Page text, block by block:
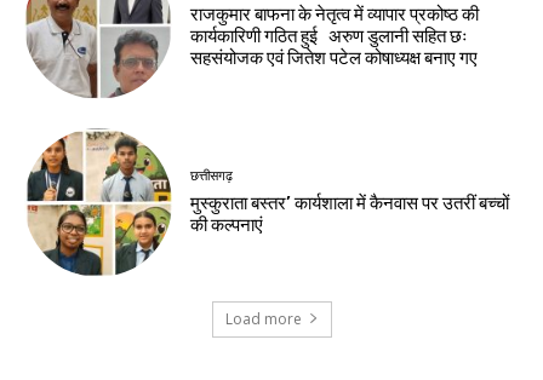
राजकुमार बाफना के नेतृत्व में व्यापार प्रकोष्ठ की
कार्यकारिणी गठित हुई अरुण डुलानी सहित छः
सहसंयोजक एवं जितेश पटेल कोषाध्यक्ष बनाए गए
छत्तीसगढ़
मुस्कुराता बस्तर’ कार्यशाला में कैनवास पर उतरीं बच्चों
की कल्पनाएं
Load more